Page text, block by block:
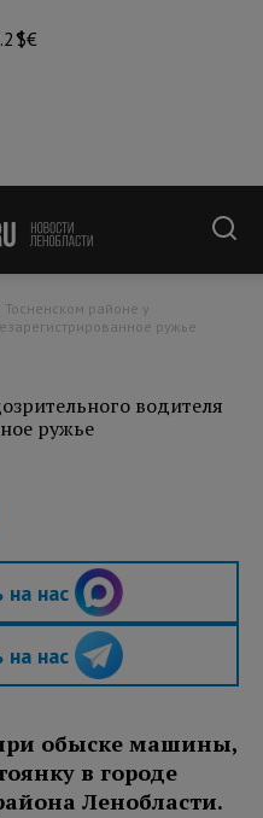
$€
ружье
водителя
ружье
нас
нас
обыске машины,
в городе
Ленобласти.